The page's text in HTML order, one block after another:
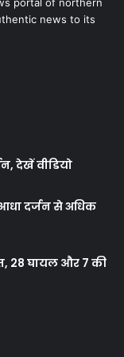
news to its
देखें वीडियो
दर्जन से अधिक
28 घायल और 7 की